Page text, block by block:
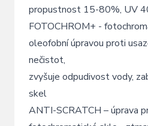
propustnost 15-80%, UV
FOTOCHROM+ -
oleofobní úpravou proti
nečistot,
zvyšuje odpudivost vody,
skel
ANTI-SCRATCH – úprava